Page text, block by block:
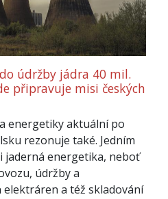
údržby jádra 40 mil.
připravuje misi českých
energetiky aktuální po
rezonuje také. Jedním
jaderná energetika, neboť
údržby a
elektráren a též skladování